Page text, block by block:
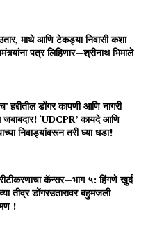
माथे आणि टेकड्या निवासी कशा
पत्र लिहिणार—श्रीनाथ भिमाले
हद्दीतील डोंगर कापणी आणि नागरी
जबाबदार! ‘UDCPR’ कायदे आणि
निवाड्यांवरून तरी घ्या धडा!
कॅन्सर—भाग ५: हिंगणे खुर्द
तीव्र डोंगरउतारावर बहुमजली
!